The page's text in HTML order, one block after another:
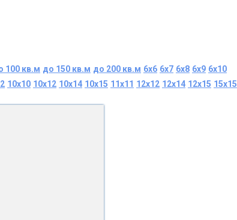
100 кв.м до 150 кв.м до 200 кв.м 6x6 6x7 6x8 6x9 6x10
10x10 10x12 10x14 10x15 11x11 12x12 12x14 12x15 15x15